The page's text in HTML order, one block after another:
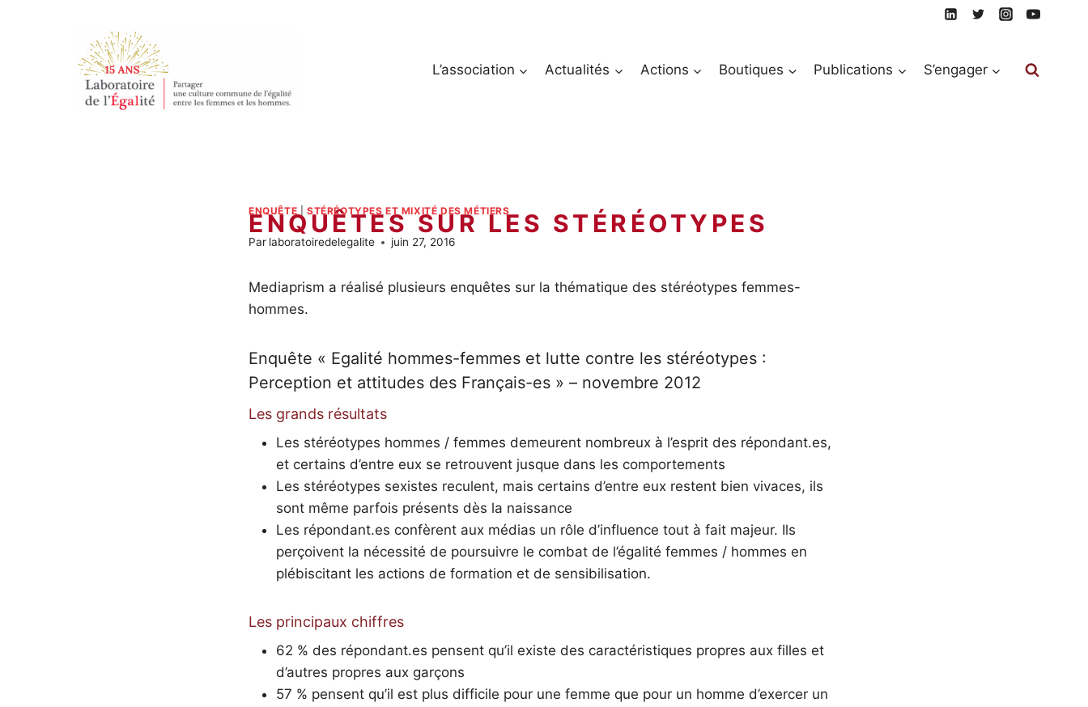
L’association
Actualités Actions Boutiques Publications S’engager
ENQUÊTE STÉRÉOTYPES ET MIXITÉ DES MÉTIERS
ENQUÊTES SUR LES STÉRÉOTYPES
Par laboratoiredelegalite juin 27, 2016
Mediaprism a réalisé plusieurs enquêtes sur la thématique des stéréotypes femmes-
hommes.
Enquête « Egalité hommes-femmes et lutte contre les stéréotypes :
Perception et attitudes des Français-es » – novembre 2012
Les grands résultats
Les stéréotypes hommes / femmes demeurent nombreux à l’esprit des répondant.es,
et certains d’entre eux se retrouvent jusque dans les comportements
Les stéréotypes sexistes reculent, mais certains d’entre eux restent bien vivaces, ils
sont même parfois présents dès la naissance
Les répondant.es confèrent aux médias un rôle d’influence tout à fait majeur. Ils
perçoivent la nécessité de poursuivre le combat de l’égalité femmes / hommes en
plébiscitant les actions de formation et de sensibilisation.
Les principaux chiffres
62 % des répondant.es pensent qu’il existe des caractéristiques propres aux filles et
d’autres propres aux garçons
57 % pensent qu’il est plus difficile pour une femme que pour un homme d’exercer un